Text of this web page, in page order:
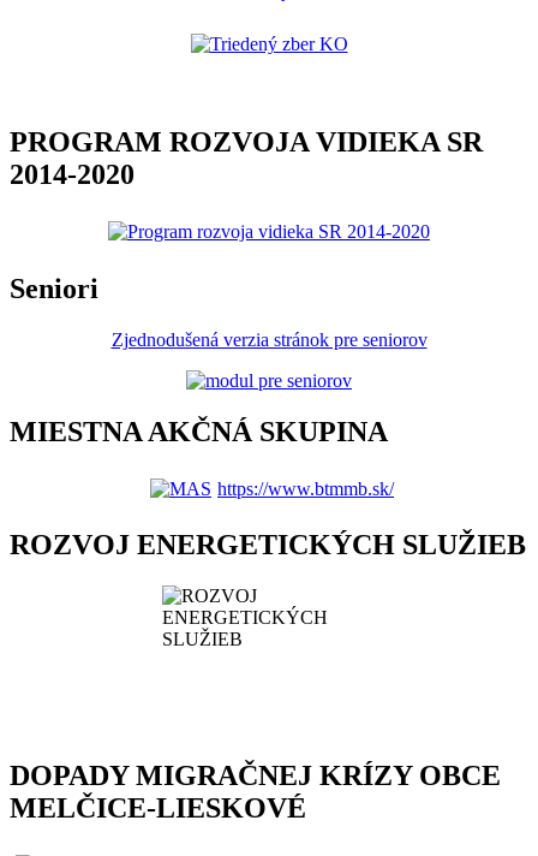
PROGRAM ROZVOJA VIDIEKA SR
2014-2020
Seniori
Zjednodušená verzia stránok pre seniorov
MIESTNA AKČNÁ SKUPINA
https://www.btmmb.sk/
ROZVOJ ENERGETICKÝCH SLUŽIEB
DOPADY MIGRAČNEJ KRÍZY OBCE
MELČICE-LIESKOVÉ